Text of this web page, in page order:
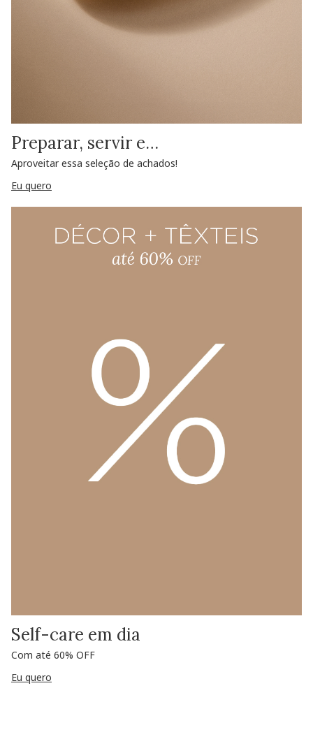
Preparar, servir e…
Aproveitar essa seleção de achados!
Eu quero
Self-care em dia
Com até 60% OFF
Eu quero